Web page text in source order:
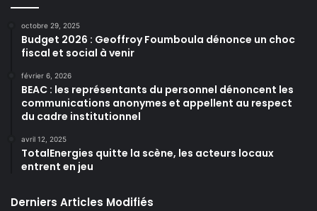
octobre 29, 2025
Budget 2026 : Geoffroy Foumboula dénonce un choc
fiscal et social à venir
février 6, 2026
BEAC : les représentants du personnel dénoncent les
communications anonymes et appellent au respect
du cadre institutionnel
avril 12, 2025
TotalEnergies quitte la scène, les acteurs locaux
entrent en jeu
Derniers Articles Modifiés